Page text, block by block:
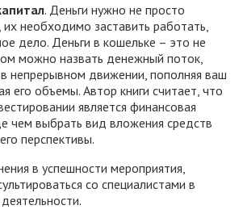
. Деньги нужно не просто
необходимо заставить работать,
дело. Деньги в кошельке – это не
можно назвать денежный поток,
непрерывном движении, пополняя ваш
его объемы. Автор книги считает, что
является финансовая
чем выбрать вид вложения средств
перспективы.
в успешности мероприятия,
со специалистами в